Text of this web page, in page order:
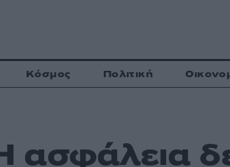
Κόσμος Πολιτική
ασφάλεια